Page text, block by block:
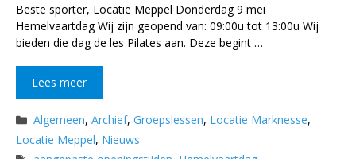
Beste sporter, Locatie Meppel Donderdag 9 mei
Hemelvaartdag Wij zijn geopend van: 09:00u tot 13:00u Wij
bieden die dag de les Pilates aan. Deze begint …
Lees meer
Categorieën
Algemeen,Archief,Groepslessen, Locatie Marknesse,
Locatie Meppel, Nieuws